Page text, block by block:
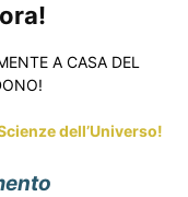
A CASA DEL
dell’Universo!